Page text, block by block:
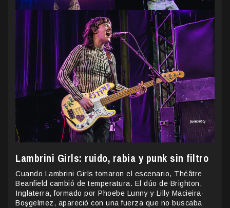
Lambrini Girls: ruido, rabia y punk sin filtro
Cuando Lambrini Girls tomaron el escenario, Théâtre
Beanfield cambió de temperatura. El dúo de Brighton,
Inglaterra, formado por Phoebe Lunny y Lilly Macieira-
Boşgelmez, apareció con una fuerza que no buscaba